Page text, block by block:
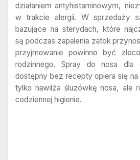
działaniem antyhistaminowym,
w trakcie alergii. W sprzedaży
bazujące na sterydach, które
są podczas zapalenia zatok
przyjmowanie powinno być
rodzinnego. Spray do nosa
dostępny bez recepty opiera się na
tylko nawilża śluzówkę nosa, ale
codziennej higienie.